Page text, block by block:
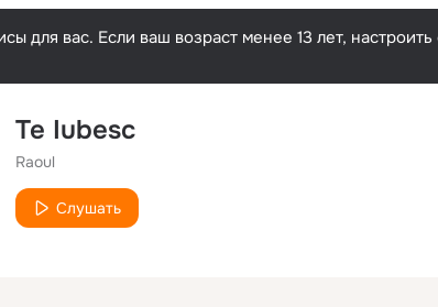
для вас. Если ваш возраст менее 13 лет,
Te Iubesc
Raoul
Слушать